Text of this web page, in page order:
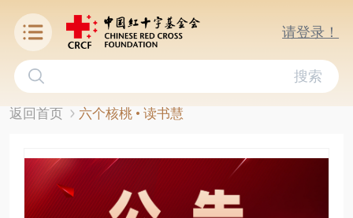
请登录！
搜索
返回首页 六个核桃 • 读书慧